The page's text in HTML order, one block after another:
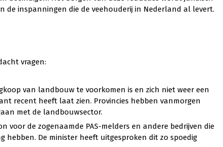
de inspanningen die de veehouderij in Nederland al levert.
vragen:
van landbouw te voorkomen is en zich niet weer een
recent heeft laat zien. Provincies hebben vanmorgen
met de landbouwsector.
voor de zogenaamde PAS-melders en andere bedrijven die
De minister heeft uitgesproken dit zo spoedig